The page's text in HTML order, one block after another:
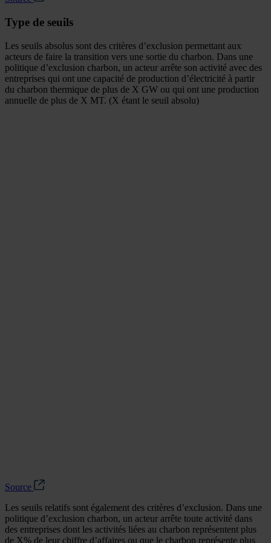
Type de seuils
Les seuils absolus sont des critères d’exclusion permettant aux
acteurs de faire la transition vers une sortie du charbon. Dans une
politique d’exclusion charbon, un acteur arrête son activité avec des
entreprises qui ont une capacité de production d’électricité à partir
du charbon thermique de plus de X GW ou qui ont une production
annuelle de plus de X MT. (X étant le seuil absolu)
Source
Les seuils relatifs sont également des critères d’exclusion. Dans une
politique d’exclusion charbon, un acteur arrête toute activité dans
des entreprises dont les activités liées au charbon représentent plus
de X% de leur chiffre d’affaires ou que le charbon représente plus